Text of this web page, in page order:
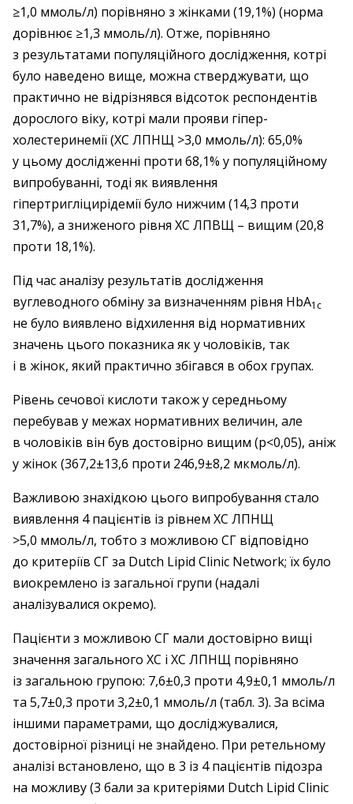
≥1,0 ммоль/л) порівняно з жінками (19,1%) (норма
дорівнює ≥1,3 ммоль/л). Отже, порівняно
з результатами популяційного дослідження, котрі
було наведено вище, можна стверджувати, що
практично не відрізнявся відсоток респондентів
дорослого віку, котрі мали прояви гіпер­
холестеринемії (ХС ЛПНЩ >3,0 ммоль/л): 65,0%
у цьому дослідженні проти 68,1% у популяційному
випробуванні, тоді як виявлення
гіпертригліцирідемії було нижчим (14,3 проти
31,7%), а зниженого рівня ХС ЛПВЩ – вищим (20,8
проти 18,1%).
Під час аналізу результатів дослідження
вуглеводного обміну за визначенням рівня НbА1с
не було виявлено відхилення від нормативних
значень цього показника як у чоловіків, так
і в жінок, який практично збігався в обох групах.
Рівень сечової кислоти також у середньому
перебував у межах нормативних величин, але
в чоловіків він був достовірно вищим (р<0,05), аніж
у жінок (367,2±13,6 проти 246,9±8,2 мкмоль/л).
Важливою знахідкою цього випробування стало
виявлення 4 пацієнтів із рівнем ХС ЛПНЩ
>5,0 ммоль/л, тобто з можливою СГ відповідно
до критеріїв СГ за Dutch Lipid Clinic Network; їх було
виокремлено із загальної групи (надалі
аналізувалися окремо).
Пацієнти з можливою СГ мали достовірно вищі
значення загального ХС і ХС ЛПНЩ порівняно
із загальною групою: 7,6±0,3 проти 4,9±0,1 ммоль/л
та 5,7±0,3 проти 3,2±0,1 ммоль/л (табл. 3). За всіма
іншими параметрами, що досліджувалися,
достовірної різниці не знайдено. При ретельному
аналізі встановлено, що в 3 із 4 пацієнтів підозра
на можливу (3 бали за критеріями Dutch Lipid Clinic